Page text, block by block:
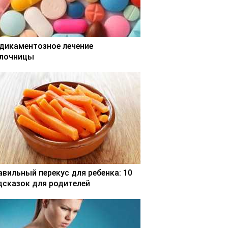
лечение
перекус для ребенка: 10
для родителей